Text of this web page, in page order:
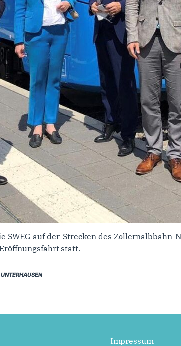
SWEG auf den Strecken des
statt.
UNTERHAUSEN
Impressum